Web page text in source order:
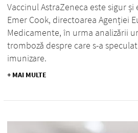
Vaccinul AstraZeneca este sigur
Emer Cook, directoarea Agenției
Medicamente, în urma analizării
tromboză despre care s-a
imunizare.
+ MAI MULTE